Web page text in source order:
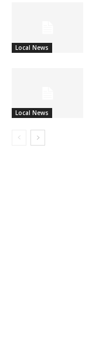
Local News
Local News